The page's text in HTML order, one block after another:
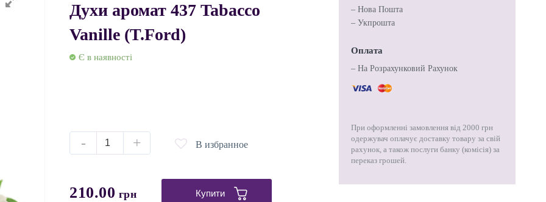
Духи аромат 437 Tabacco
Vanille (T.Ford)
Є в наявності
- + В избранное
210.00 грн Купити
– Нова Пошта
– Укпрошта
Оплата
– На Розрахунковий Рахунок
При оформленні замовлення від 2000 грн
одержувач оплачує доставку товару за свій
рахунок, а також послуги банку (комісія) за
переказ грошей.